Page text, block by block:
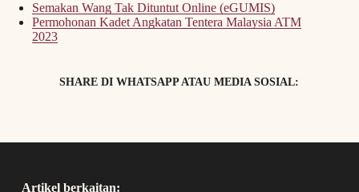
Semakan Wang Tak Dituntut Online (eGUMIS)
Permohonan Kadet Angkatan Tentera Malaysia ATM
2023
SHARE DI WHATSAPP ATAU MEDIA SOSIAL:
Artikel berkaitan: